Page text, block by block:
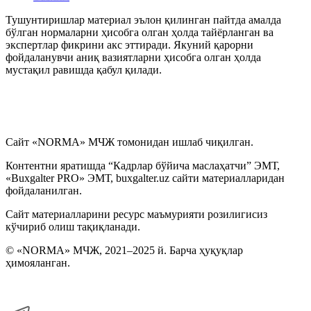
Бошқа ишга ўтиш, ўриндошлик
Меҳнат шароитларининг ўзгариши
Меҳнат шартномасини бекор қилиш
Имтиёзлар
Ходимларнинг ижтимоий таъминоти
Хизмат сафарлари
Тушунтиришлар материал эълон қилинган пайтда амалда
бўлган нормаларни ҳисобга олган ҳолда тайёрланган ва
экспертлар фикрини акс эттиради. Якуний қарорни
фойдаланувчи аниқ вазиятларни ҳисобга олган ҳолда
мустақил равишда қабул қилади.
Сайт «NORMA» МЧЖ томонидан ишлаб чиқилган.
Контентни яратишда “Кадрлар бўйича маслаҳатчи” ЭМТ,
«Buxgalter PRO» ЭМТ, buxgalter.uz сайти материалларидан
фойдаланилган.
Сайт материалларини ресурс маъмурияти розилигисиз
кўчириб олиш тақиқланади.
© «NORMA» МЧЖ, 2021–2025 й. Барча ҳуқуқлар
ҳимояланган.